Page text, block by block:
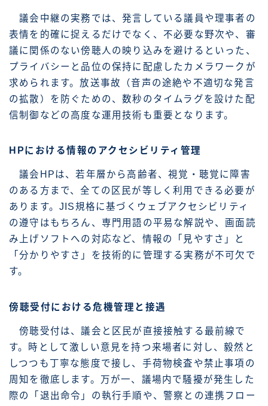
議会中継の実務では、発言している議員や理事者の
表情を的確に捉えるだけでなく、不必要な野次や、審
議に関係のない傍聴人の映り込みを避けるといった、
プライバシーと品位の保持に配慮したカメラワークが
求められます。放送事故（音声の途絶や不適切な発言
の拡散）を防ぐための、数秒のタイムラグを設けた配
信制御などの高度な運用技術も重要となります。
HPにおける情報のアクセシビリティ管理
議会HPは、若年層から高齢者、視覚・聴覚に障害
のある方まで、全ての区民が等しく利用できる必要が
あります。JIS規格に基づくウェブアクセシビリティ
の遵守はもちろん、専門用語の平易な解説や、画面読
み上げソフトへの対応など、情報の「見やすさ」と
「分かりやすさ」を技術的に管理する実務が不可欠で
す。
傍聴受付における危機管理と接遇
傍聴受付は、議会と区民が直接接触する最前線で
す。時として激しい意見を持つ来場者に対し、毅然と
しつつも丁寧な態度で接し、手荷物検査や禁止事項の
周知を徹底します。万が一、議場内で騒擾が発生した
際の「退出命令」の執行手順や、警察との連携フロー